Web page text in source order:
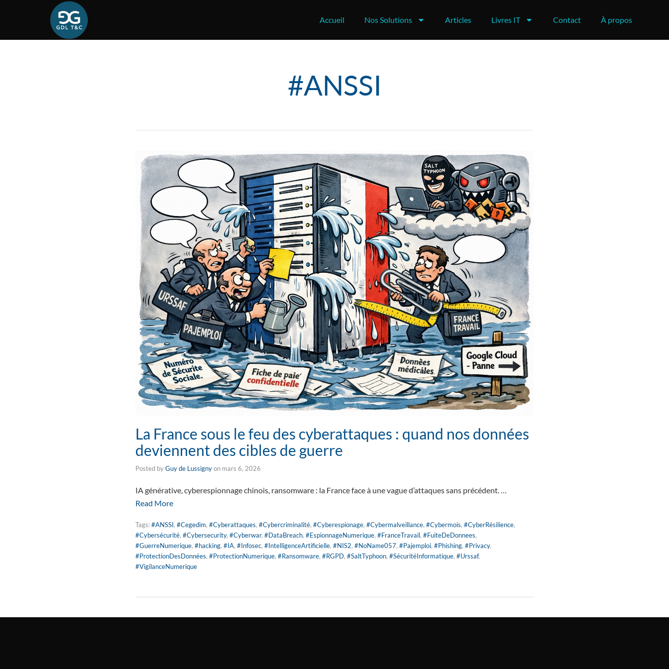
Accueil Nos Solutions Articles Livres IT Contact À propos
#ANSSI
La France sous le feu des cyberattaques : quand nos données
deviennent des cibles de guerre
Posted byGuy de Lussignyon mars 6, 2026
IA générative, cyberespionnage chinois, ransomware : la France face à une vague d’attaques sans précédent. …
Read More
Tags:#ANSSI, #Cegedim, #Cyberattaques, #Cybercriminalité, #Cyberespionage, #Cybermalveillance, #Cybermois, #CyberRésilience,
#Cybersécurité, #Cybersecurity, #Cyberwar, #DataBreach, #EspionnageNumerique, #FranceTravail, #FuiteDeDonnees,
#GuerreNumerique, #hacking, #IA, #Infosec, #IntelligenceArtificielle, #NIS2, #NoName057, #Pajemploi, #Phishing, #Privacy,
#ProtectionDesDonnées, #ProtectionNumerique, #Ransomware, #RGPD, #SaltTyphoon, #SécuritéInformatique, #Urssaf,
#VigilanceNumerique